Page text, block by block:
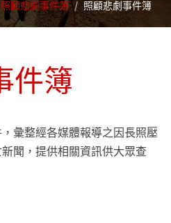
照顧悲劇事件簿 / 照顧悲劇事件簿
件簿
彙整經各媒體報導之因長照壓
聞，提供相關資訊供大眾查